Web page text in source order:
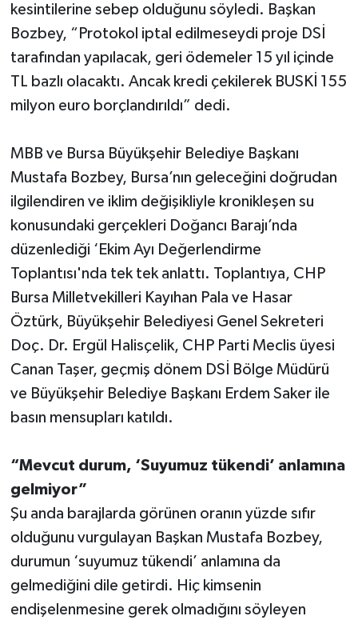
kesintilerine sebep olduğunu söyledi. Başkan
Bozbey, “Protokol iptal edilmeseydi proje DSİ
tarafından yapılacak, geri ödemeler 15 yıl içinde
TL bazlı olacaktı. Ancak kredi çekilerek BUSKİ 155
milyon euro borçlandırıldı” dedi.
MBB ve Bursa Büyükşehir Belediye Başkanı
Mustafa Bozbey, Bursa’nın geleceğini doğrudan
ilgilendiren ve iklim değişikliyle kronikleşen su
konusundaki gerçekleri Doğancı Barajı’nda
düzenlediği ‘Ekim Ayı Değerlendirme
Toplantısı'nda tek tek anlattı. Toplantıya, CHP
Bursa Milletvekilleri Kayıhan Pala ve Hasar
Öztürk, Büyükşehir Belediyesi Genel Sekreteri
Doç. Dr. Ergül Halisçelik, CHP Parti Meclis üyesi
Canan Taşer, geçmiş dönem DSİ Bölge Müdürü
ve Büyükşehir Belediye Başkanı Erdem Saker ile
basın mensupları katıldı.
“Mevcut durum, ‘Suyumuz tükendi’ anlamına
gelmiyor”
Şu anda barajlarda görünen oranın yüzde sıfır
olduğunu vurgulayan Başkan Mustafa Bozbey,
durumun ‘suyumuz tükendi’ anlamına da
gelmediğini dile getirdi. Hiç kimsenin
endişelenmesine gerek olmadığını söyleyen